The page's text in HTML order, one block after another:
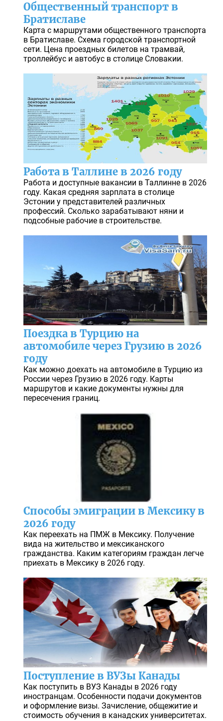
Общественный транспорт в
Братиславе
Карта с маршрутами общественного транспорта
в Братиславе. Схема городской транспортной
сети. Цена проездных билетов на трамвай,
троллейбус и автобус в столице Словакии.
Работа в Таллине в 2026 году
Работа и доступные вакансии в Таллинне в 2026
году. Какая средняя зарплата в столице
Эстонии у представителей различных
профессий. Сколько зарабатывают няни и
подсобные рабочие в строительстве.
Поездка в Турцию на
автомобиле через Грузию в 2026
году
Как можно доехать на автомобиле в Турцию из
России через Грузию в 2026 году. Карты
маршрутов и какие документы нужны для
пересечения границ.
Способы эмиграции в Мексику в
2026 году
Как переехать на ПМЖ в Мексику. Получение
вида на жительство и мексиканского
гражданства. Каким категориям граждан легче
приехать в Мексику в 2026 году.
Поступление в ВУЗы Канады
Как поступить в ВУЗ Канады в 2026 году
иностранцам. Особенности подачи документов
и оформление визы. Зачисление, общежитие и
стоимость обучения в канадских университетах.